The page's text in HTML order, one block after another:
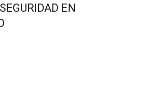
EN